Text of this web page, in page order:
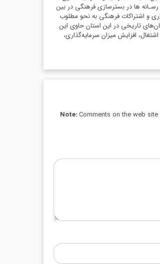
ها در بسترسازی فرهنگی در بین
و اشتراکات فرهنگی به نحو مطلوب
350 جاذبه طبیعی متنوع دارد و قابلیت این را دارد که یکی از قطب‌های اکوتوریسم در شمال کشور باشد. وجود بیش از 1100 اثر و یادمان‌های تاریخی در این استان حاوی این
افزایش میزان سرمایه‌گذاری،
Note:Comments on the web